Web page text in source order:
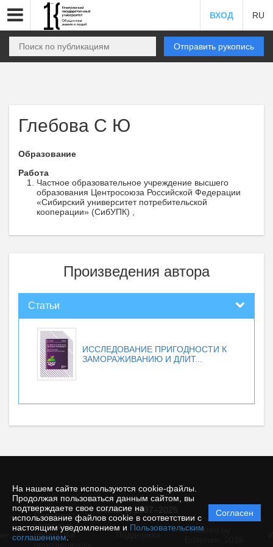
На нашем сайте используются cookie-файлы.
Продолжая пользоваться данным сайтом, вы
подтверждаете свое согласие на
использование файлов cookie в соответствии с
настоящим уведомлением и Пользовательским
соглашением
Согласен
ВХОД RU
Отправить рукопись
Глебова С Ю
Образование
Работа
Частное образовательное учреждение высшего
образования Центросоюза Российской Федерации
«Сибирский университет потребительской
кооперации» (СибУПК) ,
Произведения автора
Статьи
ИССЛЕДОВАНИЕ ПРИГОДНОСТИ К
ЗАМОРАЖИВАНИЮ И ДЛИТ...
© КемГУ, 1997–2025
Политика
защиты и
обработки
Powered by